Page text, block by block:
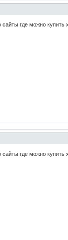
где можно
где можно